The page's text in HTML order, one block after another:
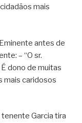
mais
antes de
– “O sr.
dono de muitas
mais caridosos
Garcia tira